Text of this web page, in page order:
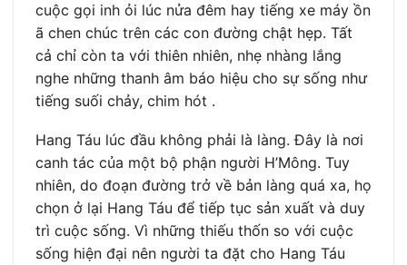
cuộc gọi inh ỏi lúc nửa đêm hay tiếng xe máy ồn
ã chen chúc trên các con đường chật hẹp. Tất
cả chỉ còn ta với thiên nhiên, nhẹ nhàng lắng
nghe những thanh âm báo hiệu cho sự sống như
tiếng suối chảy, chim hót .
Hang Táu lúc đầu không phải là làng. Đây là nơi
canh tác của một bộ phận người H’Mông. Tuy
nhiên, do đoạn đường trở về bản làng quá xa, họ
chọn ở lại Hang Táu để tiếp tục sản xuất và duy
trì cuộc sống. Vì những thiếu thốn so với cuộc
sống hiện đại nên người ta đặt cho Hang Táu